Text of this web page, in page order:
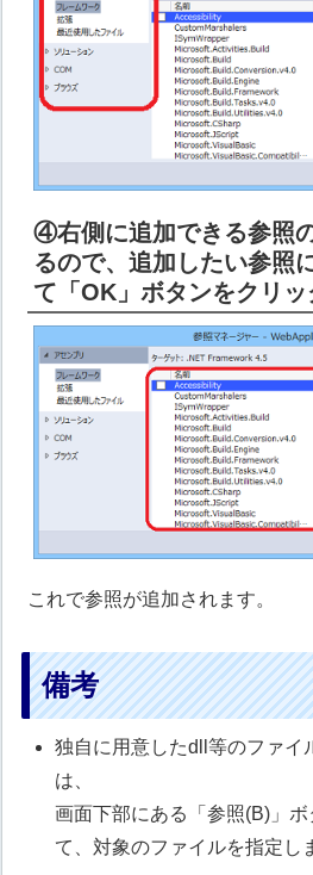
④右側に追加できる参照
るので、追加したい参照
て「OK」ボタンをクリッ
これで参照が追加されます。
備考
独自に用意したdll等のファイ
は、
画面下部にある「参照(B)」
て、対象のファイルを指定し